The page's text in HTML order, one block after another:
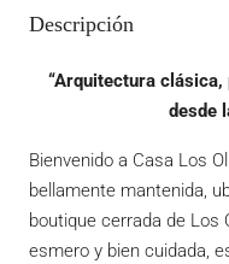
Descripción
“Arquitectura
desde
Bienvenido a Casa Los
bellamente mantenida,
boutique cerrada de Los
esmero y bien cuidada,